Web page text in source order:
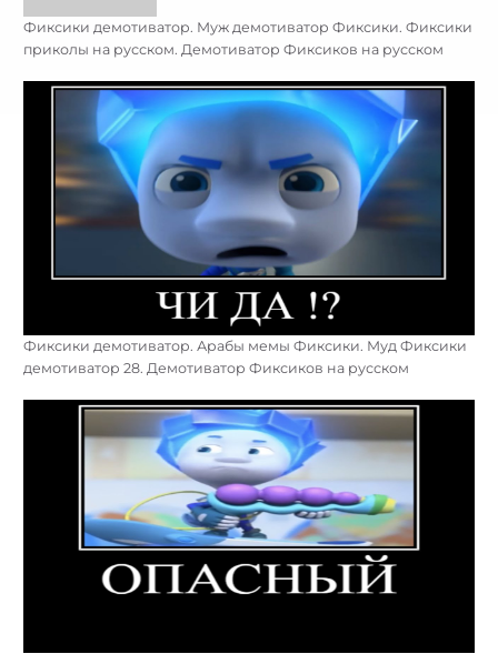
Фиксики демотиватор. Муж демотиватор Фиксики. Фиксики
приколы на русском. Демотиватор Фиксиков на русском
Фиксики демотиватор. Арабы мемы Фиксики. Муд Фиксики
демотиватор 28. Демотиватор Фиксиков на русском